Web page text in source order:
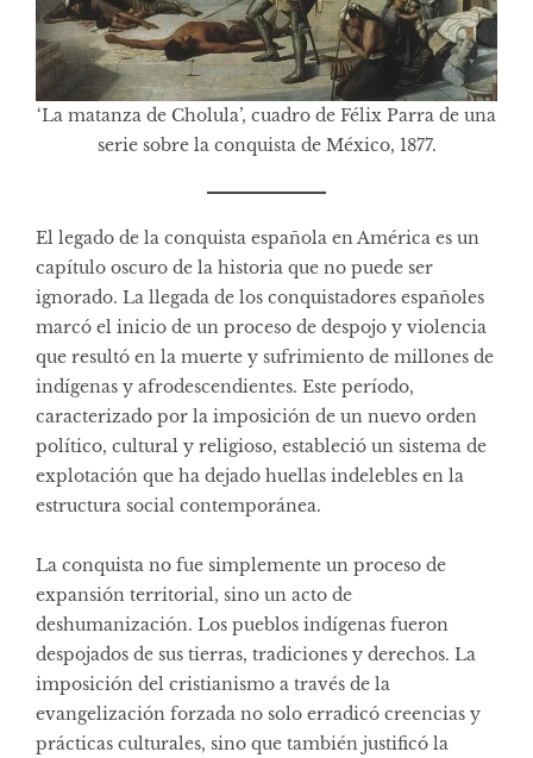
‘La matanza de Cholula’, cuadro de Félix Parra de una
serie sobre la conquista de México, 1877.
El legado de la conquista española en América es un
capítulo oscuro de la historia que no puede ser
ignorado. La llegada de los conquistadores españoles
marcó el inicio de un proceso de despojo y violencia
que resultó en la muerte y sufrimiento de millones de
indígenas y afrodescendientes. Este período,
caracterizado por la imposición de un nuevo orden
político, cultural y religioso, estableció un sistema de
explotación que ha dejado huellas indelebles en la
estructura social contemporánea.
La conquista no fue simplemente un proceso de
expansión territorial, sino un acto de
deshumanización. Los pueblos indígenas fueron
despojados de sus tierras, tradiciones y derechos. La
imposición del cristianismo a través de la
evangelización forzada no solo erradicó creencias y
prácticas culturales, sino que también justificó la